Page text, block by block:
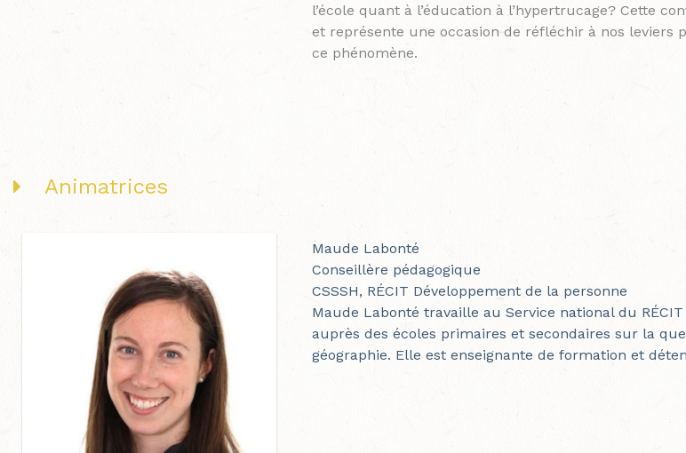
l’école quant à l’éducation à l’hypertrucage? Cette
et représente une occasion de réfléchir à nos leviers
ce phénomène.
Animatrices
Maude Labonté
Conseillère pédagogique
CSSSH, RÉCIT Développement de la personne
Maude Labonté travaille au Service national du
auprès des écoles primaires et secondaires sur la
géographie. Elle est enseignante de formation et